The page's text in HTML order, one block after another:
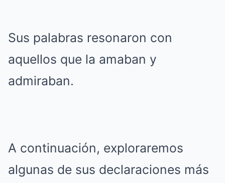
Sus palabras resonaron con
aquellos que la amaban y
admiraban.
A continuación, exploraremos
algunas de sus declaraciones más